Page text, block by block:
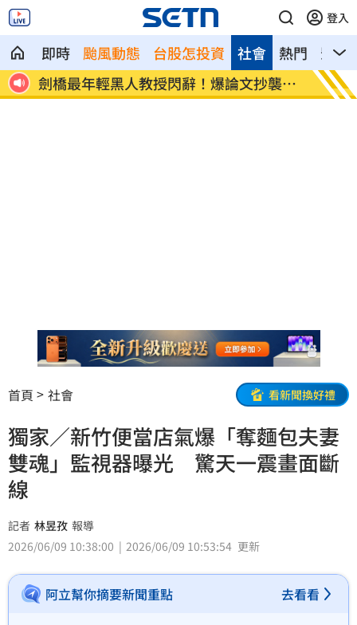
登入
即時 颱風動態 台股怎投資 熱門 影音
社會
多
劍橋最年輕黑人教授閃辭！爆論文抄襲造
假
遊日
首頁 社會 看新聞換好禮
獨家／新竹便當店氣爆「奪麵包夫妻
雙魂」監視器曝光 驚天一震畫面斷
線
記者 林昱孜 報導
2026/06/09 10:38:00
2026/06/09 10:53:54 更新
阿立幫你摘要新聞重點 去看看